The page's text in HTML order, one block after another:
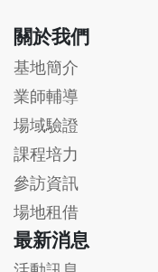
關於我們
基地簡介
業師輔導
場域驗證
課程培力
參訪資訊
場地租借
最新消息